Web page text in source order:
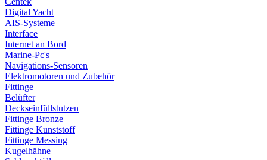
Digital Yacht
AIS-Systeme
Interface
Internet an Bord
Marine-Pc's
Navigations-Sensoren
Elektromotoren und Zubehör
Fittinge
Belüfter
Deckseinfüllstutzen
Fittinge Bronze
Fittinge Kunststoff
Fittinge Messing
Kugelhähne